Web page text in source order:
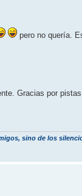
pero no quería.
Gracias por pistas
sino de los